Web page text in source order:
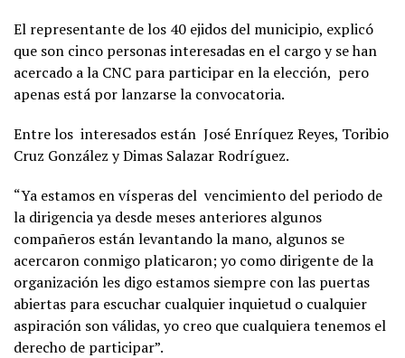
El representante de los 40 ejidos del municipio, explicó
que son cinco personas interesadas en el cargo y se han
acercado a la CNC para participar en la elección, pero
apenas está por lanzarse la convocatoria.
Entre los interesados están José Enríquez Reyes, Toribio
Cruz González y Dimas Salazar Rodríguez.
“Ya estamos en vísperas del vencimiento del periodo de
la dirigencia ya desde meses anteriores algunos
compañeros están levantando la mano, algunos se
acercaron conmigo platicaron; yo como dirigente de la
organización les digo estamos siempre con las puertas
abiertas para escuchar cualquier inquietud o cualquier
aspiración son válidas, yo creo que cualquiera tenemos el
derecho de participar”.